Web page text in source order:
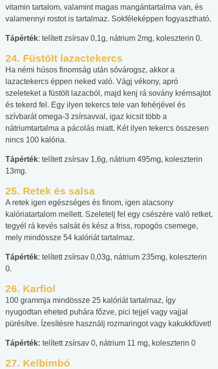
vitamin tartalom, valamint magas mangántartalma van, és
valamennyi rostot is tartalmaz. Sokféleképpen fogyasztható.
Tápérték: telített zsírsav 0,1g, nátrium 2mg, koleszterin 0.
24. Füstölt lazactekercs
Ha némi húsos finomság után sóvárogsz, akkor a
lazactekercs éppen neked való. Vágj vékony, apró
szeleteket a füstölt lazacból, majd kenj rá sovány krémsajtot
és tekerd fel. Egy ilyen tekercs tele van fehérjével és
szívbarát omega-3 zsírsavval, igaz kicsit több a
nátriumtartalma a pácolás miatt. Két ilyen tekercs összesen
nincs 100 kalória.
Tápérték: telített zsírsav 1,6g, nátrium 495mg, koleszterin
13mg.
25. Retek és salsa
A retek igen egészséges és finom, igen alacsony
kalóriatartalom mellett. Szeletelj fel egy csészére való retket,
tegyél rá kevés salsát és kész a friss, ropogós csemege,
mely mindössze 54 kalóriát tartalmaz.
Tápérték: telített zsírsav 0,03g, nátrium 235mg, koleszterin
0.
26. Karfiol
100 grammja mindössze 25 kalóriát tartalmaz, így
nyugodtan eheted puhára főzve, pici tejjel vagy vajjal
pürésítve. Ízesítésre használj rozmaringot vagy kakukkfüvet!
Tápérték: telített zsírsav 0, nátrium 11 mg, koleszterin 0
27. Kelbimbó